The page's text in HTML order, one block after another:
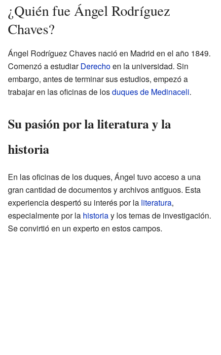
¿Quién fue Ángel Rodríguez
Chaves?
Ángel Rodríguez Chaves nació en Madrid en el año 1849.
Comenzó a estudiarDerechoen la universidad. Sin
embargo, antes de terminar sus estudios, empezó a
trabajar en las oficinas de losduques de Medinaceli.
Su pasión por la literatura y la
historia
En las oficinas de los duques, Ángel tuvo acceso a una
gran cantidad de documentos y archivos antiguos. Esta
experiencia despertó su interés por la literatura,
especialmente por la historiay los temas de investigación.
Se convirtió en un experto en estos campos.